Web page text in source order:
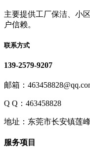
主要提供工厂保洁、小
户信赖。
联系方式
139-2579-9207
邮箱：
Q Q：463458828
地址：东莞市长安镇莲
服务项目